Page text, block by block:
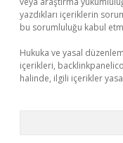
yazdıkları içeriklerin
bu sorumluluğu kabul
Hukuka ve yasal
içerikleri,
halinde, ilgili içerikler